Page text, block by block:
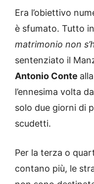
Era l’obiettivo
è sfumato. Tutto
matrimonio non
sentenziato il
Antonio Conte
l’ennesima volta
solo due giorni di
scudetti.
Per la terza o
contano più, le